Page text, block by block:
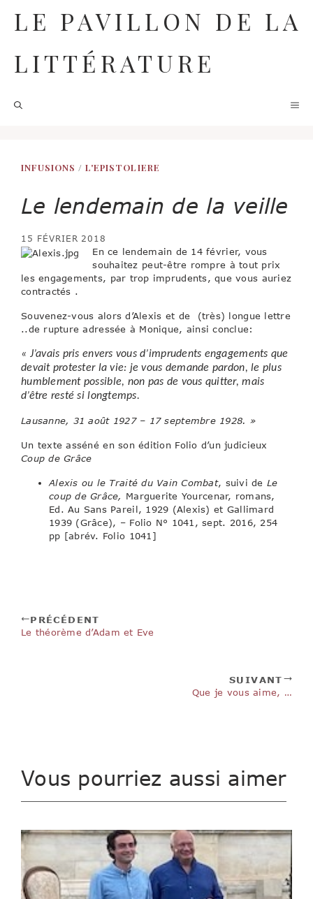
contenu
LE PAVILLON DE LA
LITTÉRATURE
INFUSIONS /L'EPISTOLIERE
Le lendemain de la veille
15 FÉVRIER 2018
En ce lendemain de 14 février, vous
souhaitez peut-être rompre à tout prix
les engagements, par trop imprudents, que vous auriez
contractés .
Souvenez-vous alors d’Alexis et de (très) longue lettre
..de rupture adressée à Monique, ainsi conclue:
« J’avais pris envers vous d’imprudents engagements que
devait protester la vie: je vous demande pardon,le plus
humblement possible, non pas de vous quitter, mais
d’être resté si longtemps.
Lausanne, 31 août 1927 – 17 septembre 1928. »
Un texte asséné en son édition Folio d’un judicieux
Coup de Grâce
Alexis ou le Traité du Vain Combat, suivi de Le
coup de Grâce, Marguerite Yourcenar, romans,
Ed. Au Sans Pareil, 1929 (Alexis) et Gallimard
1939 (Grâce), – Folio N° 1041, sept. 2016, 254
pp [abrév. Folio 1041]
PRÉCÉDENT
Le théorème d’Adam et Eve
SUIVANT
Que je vous aime, …
Vous pourriez aussi aimer